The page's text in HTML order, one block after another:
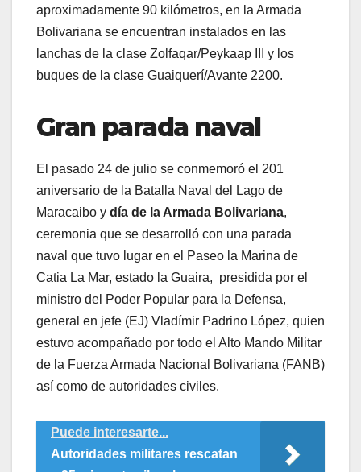
aproximadamente 90 kilómetros, en la Armada
Bolivariana se encuentran instalados en las
lanchas de la clase Zolfaqar/Peykaap III y los
buques de la clase Guaiquerí/Avante 2200.
Gran parada naval
El pasado 24 de julio se conmemoró el 201
aniversario de la Batalla Naval del Lago de
Maracaibo y día de la Armada Bolivariana,
ceremonia que se desarrolló con una parada
naval que tuvo lugar en el Paseo la Marina de
Catia La Mar, estado la Guaira, presidida por el
ministro del Poder Popular para la Defensa,
general en jefe (EJ) Vladímir Padrino López, quien
estuvo acompañado por todo el Alto Mando Militar
de la Fuerza Armada Nacional Bolivariana (FANB)
así como de autoridades civiles.
Puede interesarte...
Autoridades militares rescatan